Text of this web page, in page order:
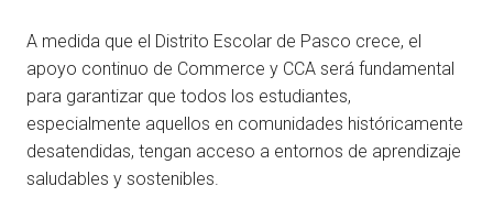
A medida que el Distrito Escolar de Pasco crece, el
apoyo continuo de Commerce y CCA será fundamental
para garantizar que todos los estudiantes,
especialmente aquellos en comunidades históricamente
desatendidas, tengan acceso a entornos de aprendizaje
saludables y sostenibles.